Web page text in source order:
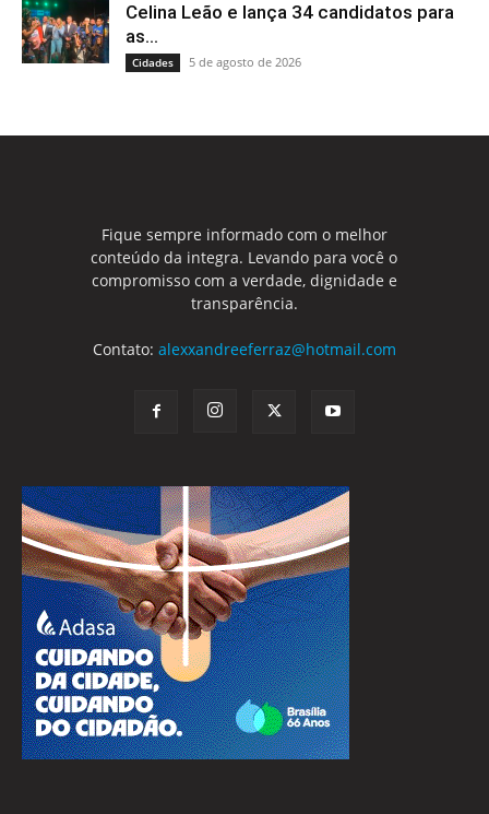
Celina Leão e lança 34 candidatos para
as...
Cidades 5 de agosto de 2026
Fique sempre informado com o melhor
conteúdo da integra. Levando para você o
compromisso com a verdade, dignidade e
transparência.
Contato: alexxandreeferraz@hotmail.com